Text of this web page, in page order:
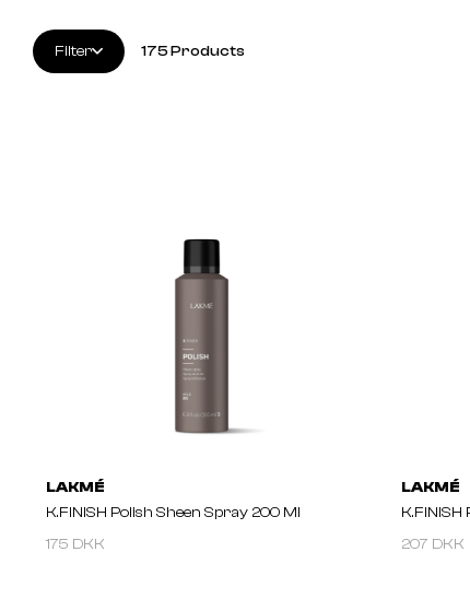
Filter 175Products
LAKMÉ
K.FINISH Polish Sheen Spray 200 Ml
175 DKK
LAKMÉ
207 DKK